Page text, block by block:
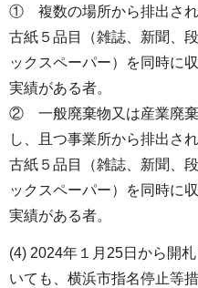
① 複数の場所から排出され
古紙５品目（雑誌、新聞、
ックスペーパー）を同時に
実績がある者。
② 一般廃棄物又は産業廃棄
し、且つ事業所から排出さ
古紙５品目（雑誌、新聞、
ックスペーパー）を同時に
実績がある者。
(4) 2024年１月25日から開
いても、横浜市指名停止等